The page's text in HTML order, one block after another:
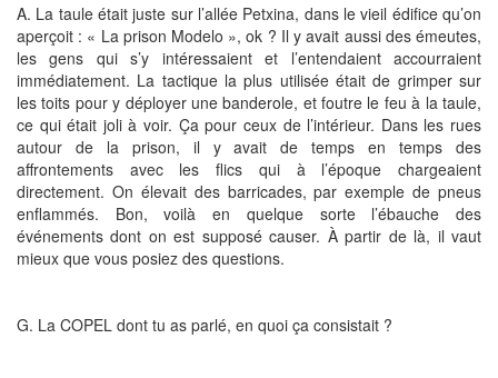
A. La taule était juste sur l’allée Petxina, dans le vieil édifice qu’on
aperçoit : « La prison Modelo », ok ? Il y avait aussi des émeutes,
les gens qui s’y intéressaient et l’entendaient accourraient
immédiatement. La tactique la plus utilisée était de grimper sur
les toits pour y déployer une banderole, et foutre le feu à la taule,
ce qui était joli à voir. Ça pour ceux de l’intérieur. Dans les rues
autour de la prison, il y avait de temps en temps des
affrontements avec les flics qui à l’époque chargeaient
directement. On élevait des barricades, par exemple de pneus
enflammés. Bon, voilà en quelque sorte l’ébauche des
événements dont on est supposé causer. À partir de là, il vaut
mieux que vous posiez des questions.
G. La COPEL dont tu as parlé, en quoi ça consistait ?